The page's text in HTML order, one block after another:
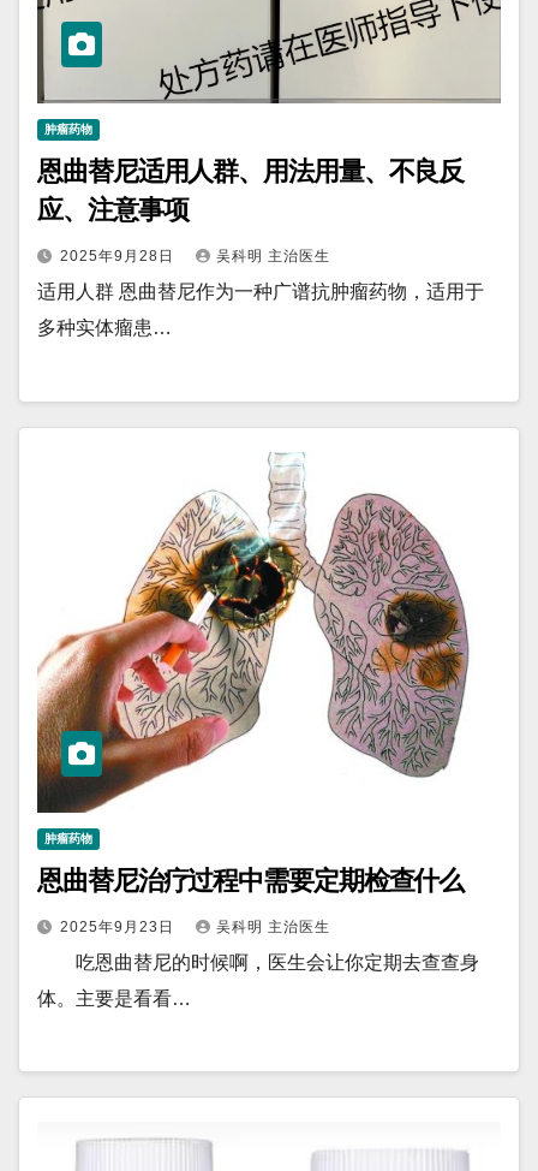
肿瘤药物
恩曲替尼适用人群、用法用量、不良反
应、注意事项
2025年9月28日 吴科明 主治医生
适用人群 恩曲替尼作为一种广谱抗肿瘤药物，适用于
多种实体瘤患…
肿瘤药物
恩曲替尼治疗过程中需要定期检查什么
2025年9月23日 吴科明 主治医生
吃恩曲替尼的时候啊，医生会让你定期去查查身
体。主要是看看…